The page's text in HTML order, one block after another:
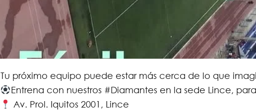
Tu próximo equipo puede estar más cerca de lo que
Entrena con nuestros #Diamantes en la sede Lince,
Av. Prol. Iquitos 2001, Lince